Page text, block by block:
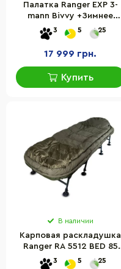
Палатка Ranger EXP 3-
mann Bivvy +Зимнее
покрытие (Арт.RA 6611)
3 5 25
17 999 грн.
Купить
В наличии
Карповая раскладушка
Ranger RA 5512 BED 85
Kingsize Sleep
3 5 25